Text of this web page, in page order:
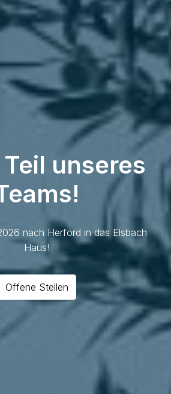
unseres
nach Herford in das Elsbach
Haus!
Offene Stellen